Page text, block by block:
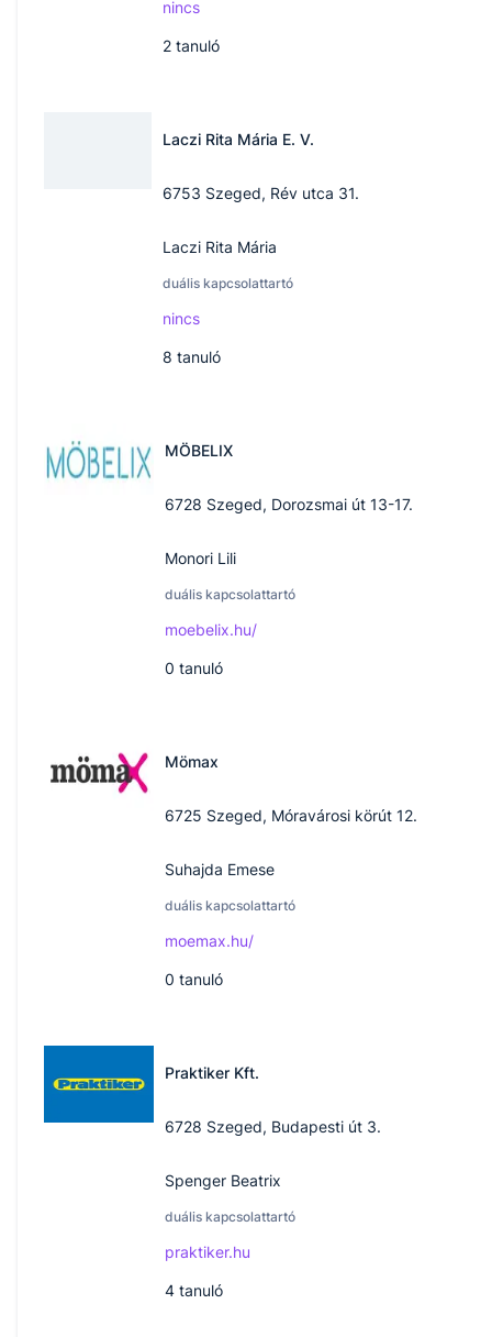
nincs
2tanuló
Laczi Rita Mária E. V.
6753 Szeged, Rév utca 31.
Laczi Rita Mária
duális kapcsolattartó
nincs
8 tanuló
MÖBELIX
6728 Szeged, Dorozsmai út 13-17.
Monori Lili
duális kapcsolattartó
moebelix.hu/
0 tanuló
Mömax
6725 Szeged, Móravárosi körút 12‎.
Suhajda Emese
duális kapcsolattartó
moemax.hu/
0 tanuló
Praktiker Kft.
6728 Szeged, Budapesti út 3.
Spenger Beatrix
duális kapcsolattartó
praktiker.hu
4 tanuló